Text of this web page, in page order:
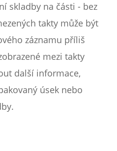
skladby na části - bez
takty může být
záznamu příliš
mezi takty
další informace,
úsek nebo